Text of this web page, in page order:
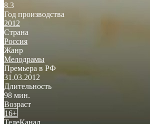
8.3
Год производства
2012
Страна
Россия
Жанр
Мелодрамы
Премьера в РФ
31.03.2012
Длительность
98 мин.
Возраст
16+
ТелеКанал